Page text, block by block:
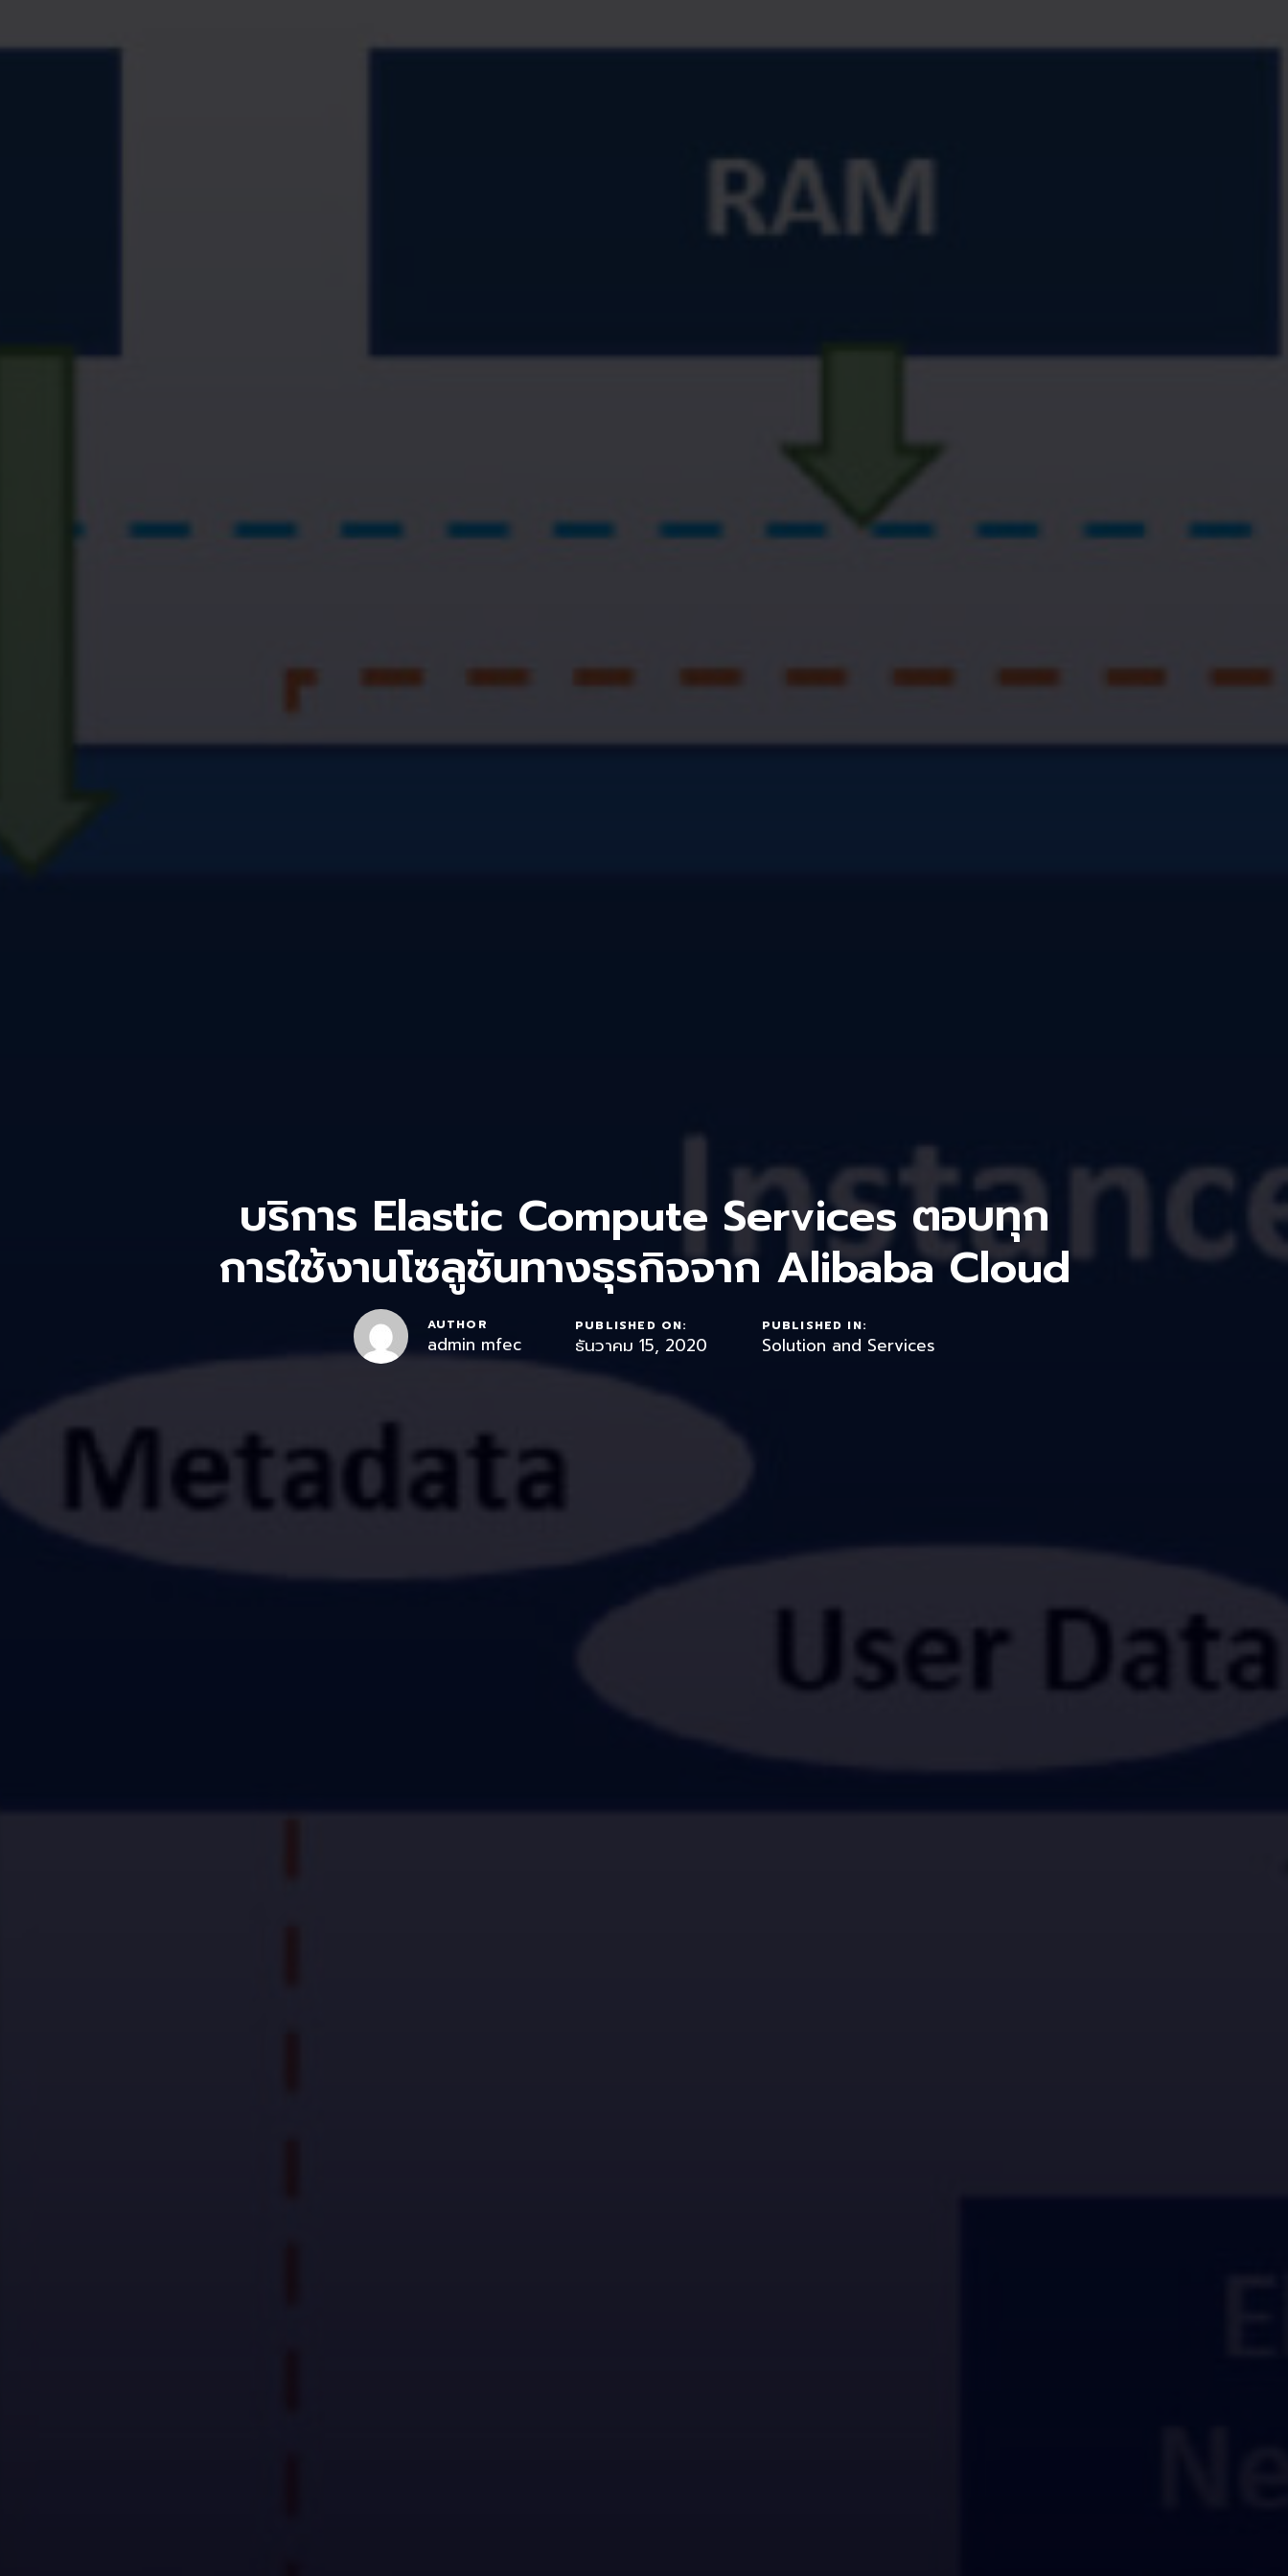
บริการ Elastic Compute Services ตอบทุก
การใช้งานโซลูชันทางธุรกิจจาก Alibaba Cloud
AUTHOR
admin mfec
PUBLISHED ON:
ธันวาคม 15, 2020
PUBLISHED IN:
Solution and Services